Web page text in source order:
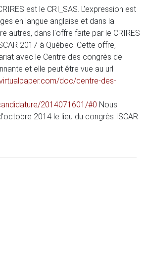
est le CRI_SAS. L'expression est
en langue anglaise et dans la
autres, dans l'offre faite par le CRIRES
2017 à Québec. Cette offre,
avec le Centre des congrès de
et elle peut être vue au url
doc/centre-des-
2014071601/#0 Nous
2014 le lieu du congrès ISCAR